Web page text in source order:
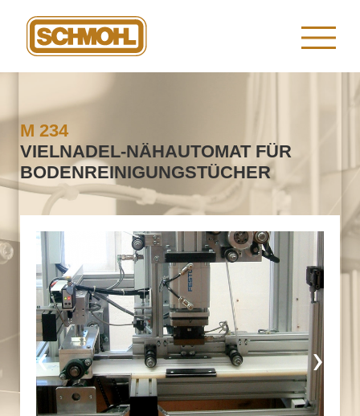
M 234
VIELNADEL-NÄHAUTOMAT FÜR
BODENREINIGUNGSTÜCHER
‹ ›